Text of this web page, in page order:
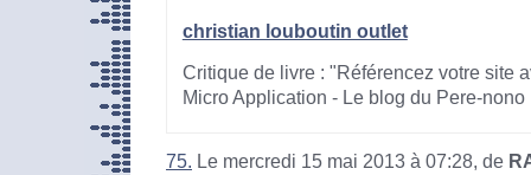
christian louboutin outlet
Critique de livre : "Référencez votre site
Micro Application - Le blog du Pere-nono
75. Le mercredi 15 mai 2013 à 07:28, de